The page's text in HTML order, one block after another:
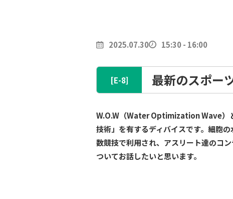
2025.07.30 15:30 - 16:00
[E-8] 最新のスポー
W.O.W（Water Optimization Wave）
技術」を有するディバイスです。細胞
数競技で利用され、アスリート達のコ
ついてお話したいと思います。